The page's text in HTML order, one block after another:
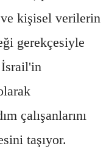
kişisel verilerin
gerekçesiyle
çalışanlarını
taşıyor.